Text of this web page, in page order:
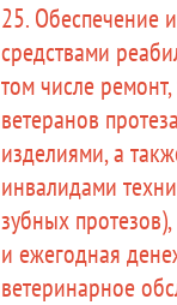
25. Обеспечение
средствами
том числе
ветеранов
изделиями, а
инвалидами
зубных
и ежегодная
ветеринарное